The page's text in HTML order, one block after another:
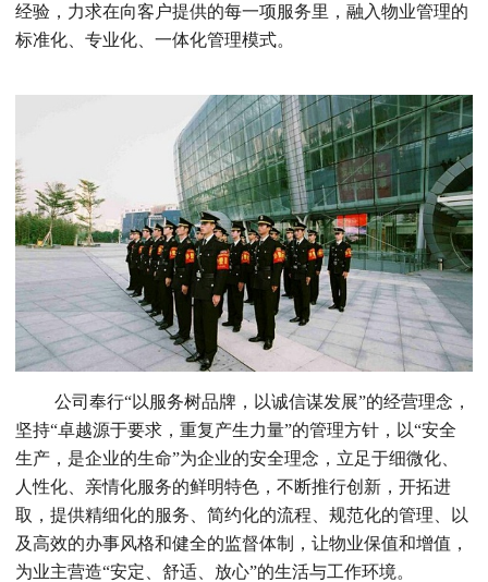
经验，力求在向客户提供的每一项服务里，融入物业管理的
标准化、专业化、一体化管理模式。
公司奉行“以服务树品牌，以诚信谋发展”的经营理念，
坚持“卓越源于要求，重复产生力量”的管理方针，以“安全
生产，是企业的生命”为企业的安全理念，立足于细微化、
人性化、亲情化服务的鲜明特色，不断推行创新，开拓进
取，提供精细化的服务、简约化的流程、规范化的管理、以
及高效的办事风格和健全的监督体制，让物业保值和增值，
为业主营造“安定、舒适、放心”的生活与工作环境。